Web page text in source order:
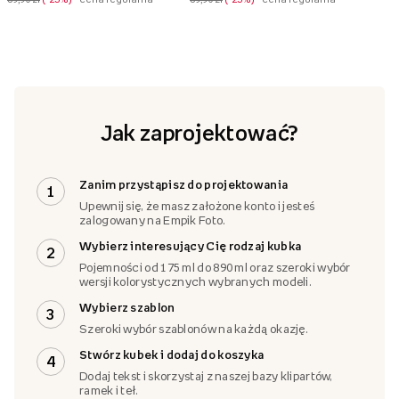
Jak zaprojektować?
1
Zanim przystąpisz do projektowania
Upewnij się, że masz założone konto i jesteś
zalogowany na Empik Foto.
2
Wybierz interesujący Cię rodzaj kubka
Pojemności od 175 ml do 890 ml oraz szeroki wybór
wersji kolorystycznych wybranych modeli.
3
Wybierz szablon
Szeroki wybór szablonów na każdą okazję.
4
Stwórz kubek i dodaj do koszyka
Dodaj tekst i skorzystaj z naszej bazy klipartów,
ramek i teł.